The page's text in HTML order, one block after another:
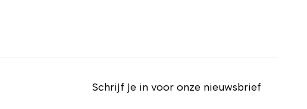
Schrijf je in voor onze nieuwsbrief